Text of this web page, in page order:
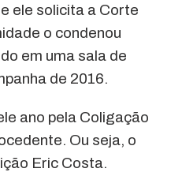
ele solicita a Corte
o condenou
em uma sala de
de 2016.
ano pela Coligação
Ou seja, o
Eric Costa.